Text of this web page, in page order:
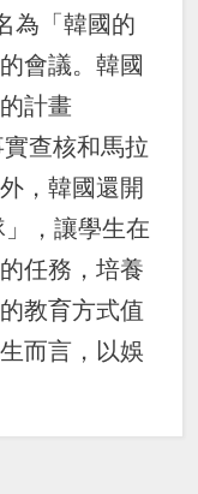
為「韓國的
會議。韓國
計畫
實查核和馬拉
，韓國還開
，讓學生在
任務，培養
教育方式值
而言，以娛